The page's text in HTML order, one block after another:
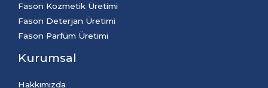
Fason Kozmetik Üretimi
Fason Deterjan Üretimi
Fason Parfüm Üretimi
Kurumsal
Hakkımızda